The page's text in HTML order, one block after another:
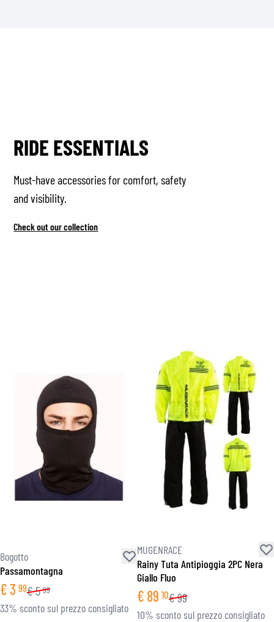
RIDE ESSENTIALS
Must-have accessories for comfort, safety
and visibility.
Check out our collection
Bogotto
Passamontagna
€3 99€5 99
33% sconto sul prezzo consigliato
MUGENRACE
Rainy Tuta Antipioggia 2PC Nera
Giallo Fluo
€ 89 10€99
10% sconto sul prezzo consigliato